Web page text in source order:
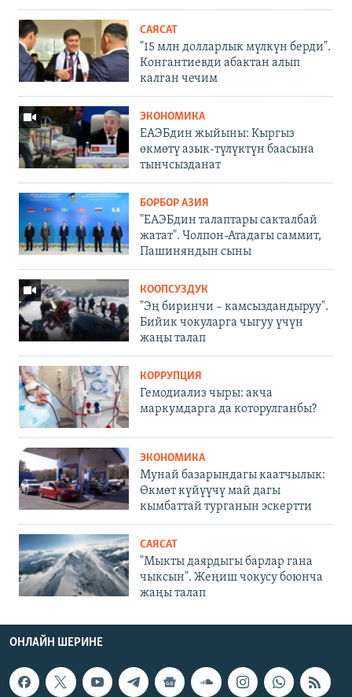
САЯСАТ
"15 млн долларлык мүлкүн берди".
Конгантиевди абактан алып
калган чечим
ЭКОНОМИКА
ЕАЭБдин жыйыны: Кыргыз
өкмөтү азык-түлүктүн баасына
тынчсызданат
БОРБОР АЗИЯ
"ЕАЭБдин талаптары сакталбай
жатат". Чолпон-Атадагы саммит,
Пашиняндын сыны
КООПСУЗДУК
"Эң биринчи – камсыздандыруу".
Бийик чокуларга чыгуу үчүн
жаңы талап
КОРРУПЦИЯ
Гемодиализ чыры: акча
маркумдарга да которулганбы?
ЭКОНОМИКА
Мунай базарындагы каатчылык:
Өкмөт күйүүчү май дагы
кымбаттай турганын эскертти
САЯСАТ
"Мыкты даярдыгы барлар гана
чыксын". Жеңиш чокусу боюнча
жаңы талап
ОНЛАЙН ШЕРИНЕ